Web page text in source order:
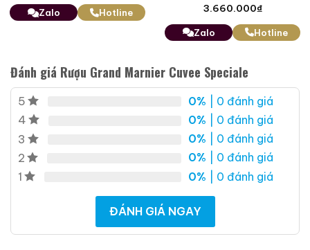
Zalo Hotline 3.660.000₫
Zalo Hotline
Đánh giá Rượu Grand Marnier Cuvee Speciale
5 0% | 0 đánh giá
4
0% | 0 đánh giá
3
0% | 0 đánh giá
2
0% | 0 đánh giá
1
0% | 0 đánh giá
ĐÁNH GIÁ NGAY